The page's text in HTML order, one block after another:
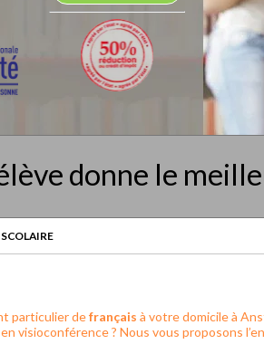
donne le
particulier defrançais à votre domicile à
en visioconférence ? Nous vous proposons